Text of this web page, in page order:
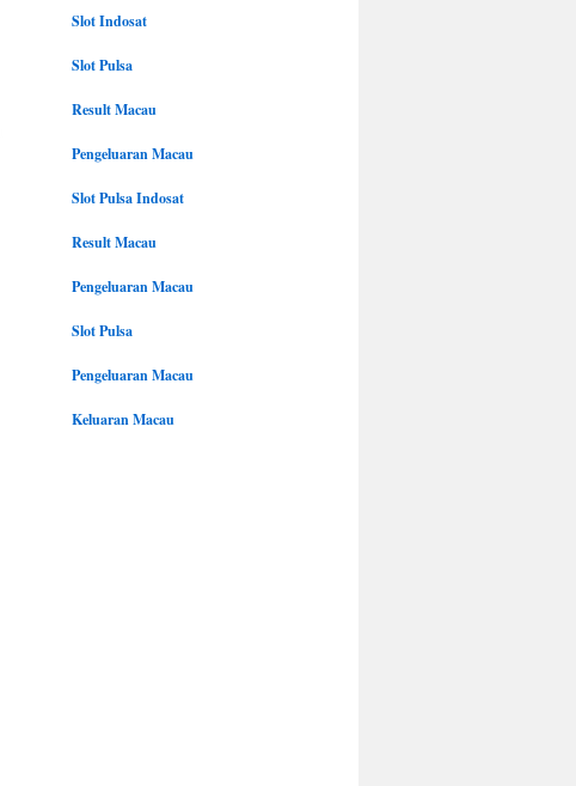
Slot Indosat
Slot Pulsa
Result Macau
Pengeluaran Macau
Slot Pulsa Indosat
Result Macau
Pengeluaran Macau
Slot Pulsa
Pengeluaran Macau
Keluaran Macau